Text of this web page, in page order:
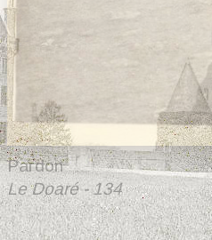
Pardon
Le Doaré - 134